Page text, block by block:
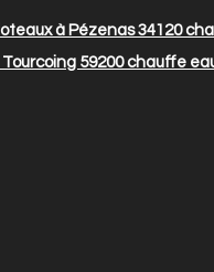
à Pézenas 34120
59200chauffe